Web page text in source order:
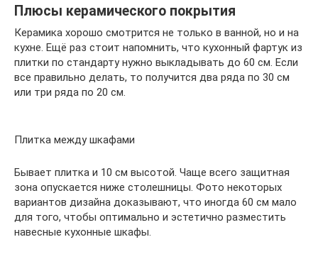
Плюсы керамического покрытия
Керамика хорошо смотрится не только в ванной, но и на
кухне. Ещё раз стоит напомнить, что кухонный фартук из
плитки по стандарту нужно выкладывать до 60 см. Если
все правильно делать, то получится два ряда по 30 см
или три ряда по 20 см.
Плитка между шкафами
Бывает плитка и 10 см высотой. Чаще всего защитная
зона опускается ниже столешницы. Фото некоторых
вариантов дизайна доказывают, что иногда 60 см мало
для того, чтобы оптимально и эстетично разместить
навесные кухонные шкафы.